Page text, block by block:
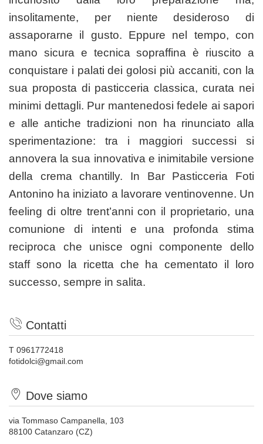
insolitamente, per niente desideroso di
assaporarne il gusto. Eppure nel tempo, con
mano sicura e tecnica sopraffina è riuscito a
conquistare i palati dei golosi più accaniti, con la
sua proposta di pasticceria classica, curata nei
minimi dettagli. Pur mantenedosi fedele ai sapori
e alle antiche tradizioni non ha rinunciato alla
sperimentazione: tra i maggiori successi si
annovera la sua innovativa e inimitabile versione
della crema chantilly. In Bar Pasticceria Foti
Antonino ha iniziato a lavorare ventinovenne. Un
feeling di oltre trent’anni con il proprietario, una
comunione di intenti e una profonda stima
reciproca che unisce ogni componente dello
staff sono la ricetta che ha cementato il loro
successo, sempre in salita.
Contatti
T 0961772418
fotidolci@gmail.com
Dove siamo
via Tommaso Campanella, 103
88100 Catanzaro (CZ)